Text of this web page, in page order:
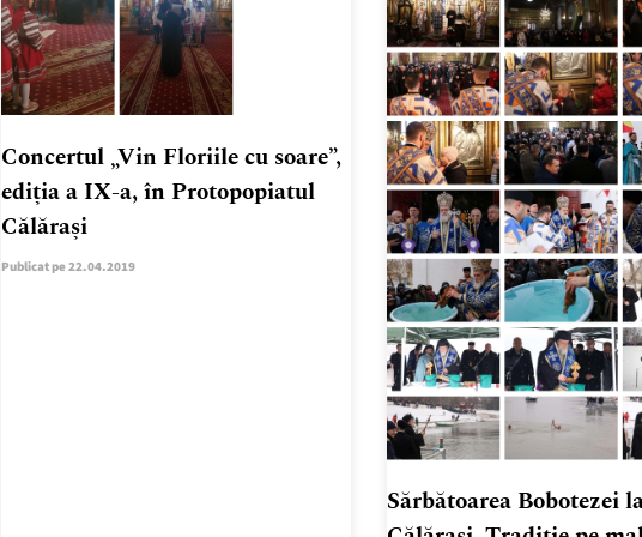
Concertul „Vin Floriile cu soare”,
ediția a IX-a, în Protopopiatul
Călărași
Publicat pe 22.04.2019
Sărbătoarea Bobotezei